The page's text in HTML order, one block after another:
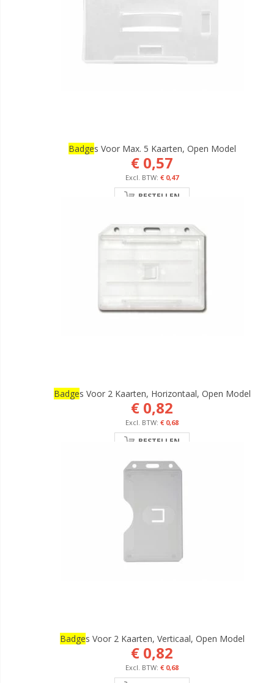
BadgeS Voor Max. 5 Kaarten, Open Model
€ 0,57
€ 0,47
BESTELLEN
BadgeS Voor 2 Kaarten, Horizontaal, Open Model
€ 0,82
€ 0,68
BESTELLEN
BadgeS Voor 2 Kaarten, Verticaal, Open Model
€ 0,82
€ 0,68